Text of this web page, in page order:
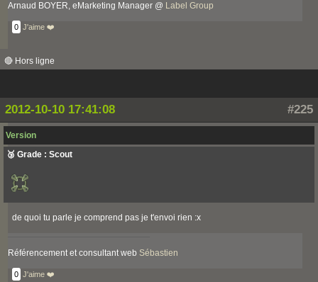
Arnaud BOYER, eMarketing Manager @ Label Group
0 J'aime ❤️
🔴 Hors ligne
#225
2012-10-10 17:41:08
Version
🥉 Grade : Scout
de quoi tu parle je comprend pas je t'envoi rien :x
Référencement et consultant web Sébastien
0 J'aime ❤️